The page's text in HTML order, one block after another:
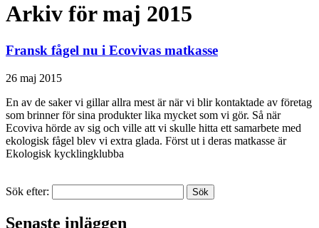
Arkiv förmaj 2015
Fransk fågel nu i Ecovivas matkasse
26 maj 2015
En av de saker vi gillar allra mest är när vi blir kontaktade av företag
som brinner för sina produkter lika mycket som vi gör. Så när
Ecoviva hörde av sig och ville att vi skulle hitta ett samarbete med
ekologisk fågel blev vi extra glada. Först ut i deras matkasse är
Ekologisk kycklingklubba
Sök efter:
Senaste inläggen